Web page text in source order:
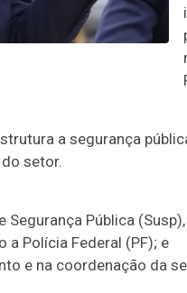
a segurança
setor.
Pública
a Polícia Federal (PF); e
e na coordenação da